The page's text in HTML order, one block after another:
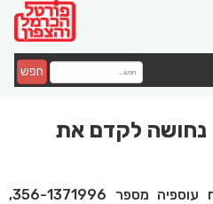
חפש
נחושה לקדם את
תכנית שכונת זוחלוק במזרח עוספיה מספר 356-1371996,